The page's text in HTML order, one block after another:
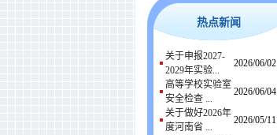
热点新闻
关于申报2027-
2029年实验...
2026/06/02
高等学校实验室
安全检查 ...
2026/06/04
关于做好2026年
度河南省 ...
2026/05/11